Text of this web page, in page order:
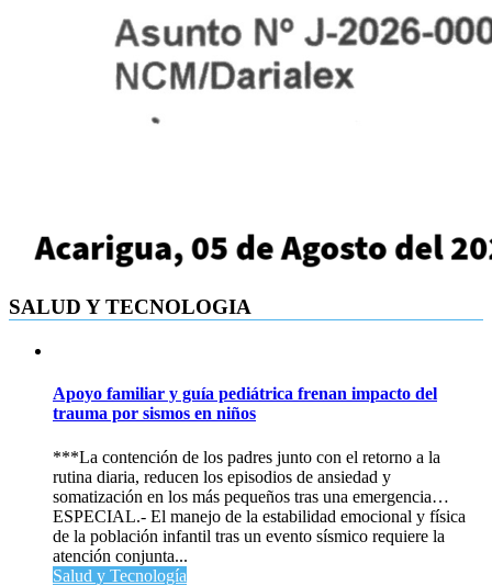
SALUD Y TECNOLOGIA
Apoyo familiar y guía pediátrica frenan impacto del
trauma por sismos en niños
***La contención de los padres junto con el retorno a la
rutina diaria, reducen los episodios de ansiedad y
somatización en los más pequeños tras una emergencia…
ESPECIAL.- El manejo de la estabilidad emocional y física
de la población infantil tras un evento sísmico requiere la
atención conjunta...
Salud y Tecnología